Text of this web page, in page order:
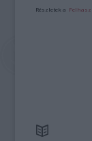
Részletek a